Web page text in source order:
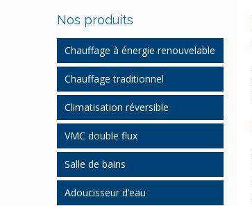
Nos produits
Chauffage à énergie renouvelable
Pompe à chaleur
Pompe à chaleur système
gainable Montélimar
Chauffe-eau
thermodynamique
Poêle à bois bûches
Chauffage traditionnel
Chauffage gaz et fioul
Régulation chauffage
Montélimar
Climatisation réversible
VMC double flux
Salle de bains
Salle de bain clé en main
Adoucisseur d’eau